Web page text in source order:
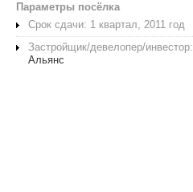
Параметры посёлка
Срок сдачи: 1 квартал, 2011 год
Застройщик/девелопер/инвестор:
Альянс